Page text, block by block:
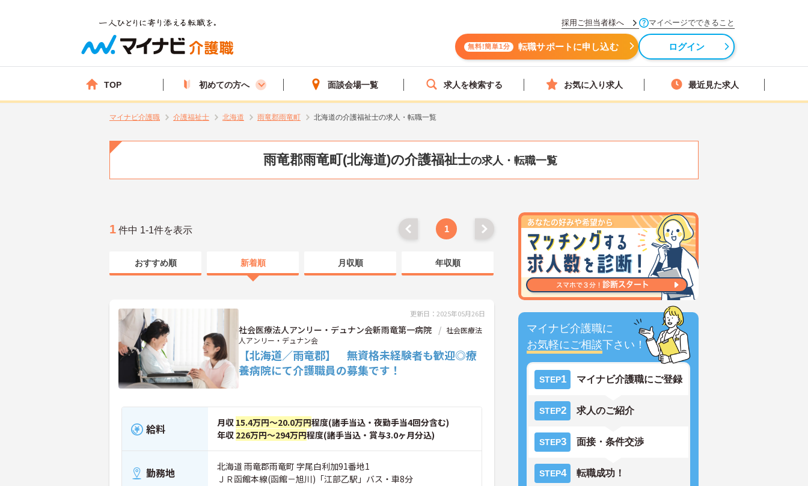
採用ご担当者様へ マイページでできること
無料!簡単1分 転職サポートに申し込む ログイン
TOP 初めての方へ 面談会場一覧 求人を検索する お気に入り求人 最近見た求人
マイナビ介護職 介護福祉士 北海道 雨竜郡雨竜町 北海道の介護福祉士の求人・転職一覧
雨竜郡雨竜町(北海道)の介護福祉士の求人・転職一覧
マイナビ介護職に
お気軽にご相談下さい！
STEP1 マイナビ介護職にご登録
STEP2 求人のご紹介
STEP3 面接・条件交渉
STEP4 転職成功！
1 件中 1-1件を表示 1
おすすめ順 新着順 月収順 年収順
更新日：2025年05月26日
社会医療法人アンリー・デュナン会新雨竜第一病院
社会医療法
人アンリー・デュナン会
【北海道／雨竜郡】 無資格未経験者も歓迎◎療
養病院にて介護職員の募集です！
給料 月収 15.4万円～20.0万円程度(諸手当込・夜勤手当4回分含む)
年収 226万円～294万円程度(諸手当込・賞与3.0ヶ月分込)
勤務地
北海道 雨竜郡雨竜町 字尾白利加91番地1
ＪＲ函館本線(函館－旭川)「江部乙駅」バス・車8分